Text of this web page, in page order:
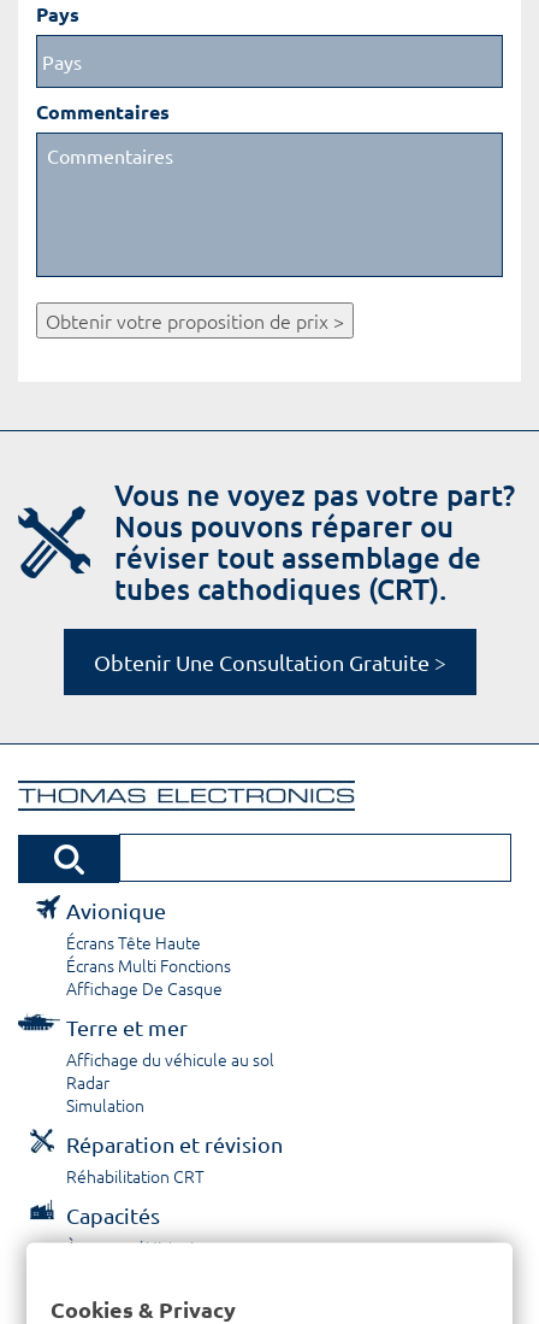
Pays
Commentaires
Obtenir votre proposition de prix >
Vous ne voyez pas votre part?
Nous pouvons réparer ou
réviser tout assemblage de
tubes cathodiques (CRT).
Obtenir Une Consultation Gratuite >
Avionique
Écrans Tête Haute
Écrans Multi Fonctions
Affichage De Casque
Terre et mer
Affichage du véhicule au sol
Radar
Simulation
Réparation et révision
Réhabilitation CRT
Capacités
À propos / Historique
Cookies & Privacy